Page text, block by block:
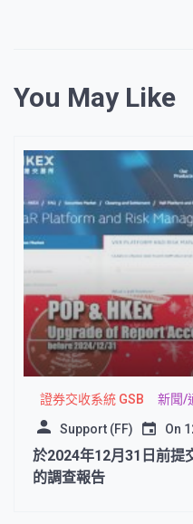
You May Like
證券交收系統 GSB 新聞/
Support (FF) On
於2024年12月31日前提
的調查報告